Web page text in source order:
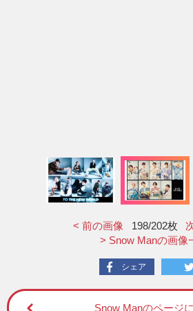
< 前の画像 198/202枚
> Snow Manの画像
シェア
Snow Manのページ